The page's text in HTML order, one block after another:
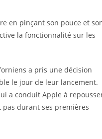
en pinçant son pouce et
la fonctionnalité sur les
a pris une décision
le jour de leur lancement.
a conduit Apple à
pas durant ses premières